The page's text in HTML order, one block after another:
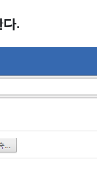
다.